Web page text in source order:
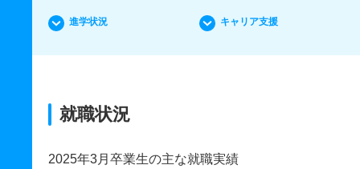
進学状況 キャリア支援
就職状況
2025年3月卒業生の主な就職実績